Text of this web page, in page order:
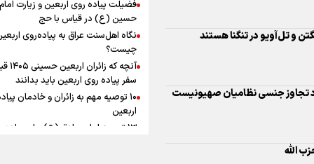
اینفوبرنا/ سقف معافیت مالیاتی
حقوق کارکنان دولت و
در بودجه ۱۴۰۵ چقدر است؟
فضیلت پیاده روی اربعین و زیارت امام
حسین (ع) در قیاس با حج
نگاه اهل‌سنت عراق به پیاده‌روی
چیست؟
آنچه که
سفر پیاده روی اربعین باید بدانند
۱۰ توصیه مهم به زائران و خادمان
اربعین
۱۳ توصیه امام صادق (ع) برای